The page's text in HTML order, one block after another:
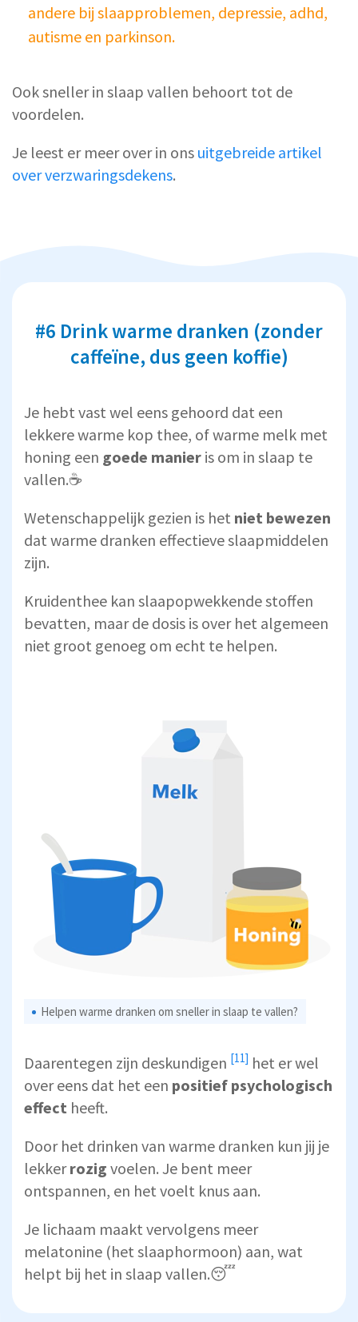
andere bij slaapproblemen, depressie, adhd,
autisme en parkinson.
Ook sneller in slaap vallen behoort tot de
voordelen.
Je leest er meer over in ons uitgebreide artikel
over verzwaringsdekens.
#6 Drink warme dranken (zonder
caffeïne, dus geen koffie)
Je hebt vast wel eens gehoord dat een
lekkere warme kop thee, of warme melk met
honing een goede manier is om in slaap te
vallen.☕
Wetenschappelijk gezien is het niet bewezen
dat warme dranken effectieve slaapmiddelen
zijn.
Kruidenthee kan slaapopwekkende stoffen
bevatten, maar de dosis is over het algemeen
niet groot genoeg om echt te helpen.
Helpen warme dranken om sneller in slaap te vallen?
Daarentegen zijn deskundigen [11] het er wel
over eens dat het een positief psychologisch
effect heeft.
Door het drinken van warme dranken kun jij je
lekkerrozig voelen. Je bent meer
ontspannen, en het voelt knus aan.
Je lichaam maakt vervolgens meer
melatonine (het slaaphormoon) aan, wat
helpt bij het in slaap vallen.😴